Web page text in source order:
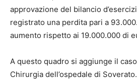
approvazione del bilancio
registrato una perdita pari a
aumento rispetto ai 19.000.000 di
A questo quadro si aggiunge il
Chirurgia dell’ospedale di